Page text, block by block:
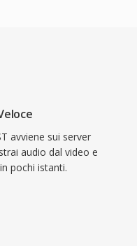
avviene sui server
audio dal video e
pochi istanti.